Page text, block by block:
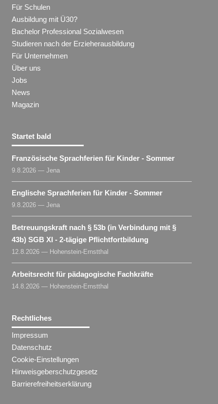
Für Schulen
Ausbildung mit Ü30?
Bachelor Professional Sozialwesen
Studieren nach der Erzieherausbildung
Für Unternehmen
Über uns
Jobs
News
Magazin
Startet bald
Französische Sprachferien für Kinder - Sommer
9.8.2026 — Jena
Englische Sprachferien für Kinder - Sommer
9.8.2026 — Jena
Betreuungskraft nach § 53b (in Verbindung mit §
43b) SGB XI - 2-tägige Pflichtfortbildung
12.8.2026 — Hohenstein-Ernstthal
Arbeitsrecht für pädagogische Fachkräfte
14.8.2026 — Hohenstein-Ernstthal
Rechtliches
Impressum
Datenschutz
Cookie-Einstellungen
Hinweisgeberschutzgesetz
Barrierefreiheitserklärung